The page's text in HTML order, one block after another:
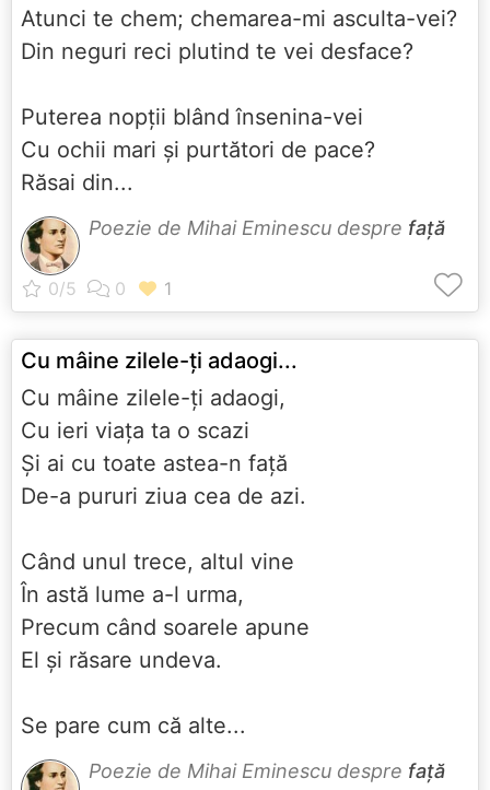
Atunci te chem; chemarea-mi asculta-vei?
Din neguri reci plutind te vei desface?
Puterea nopţii blând însenina-vei
Cu ochii mari şi purtători de pace?
Răsai din...
Poezie de Mihai Eminescu despre față
Cu mâine zilele-ţi adaogi...
Cu mâine zilele-ţi adaogi,
Cu ieri viaţa ta o scazi
Şi ai cu toate astea-n faţă
De-a pururi ziua cea de azi.
Când unul trece, altul vine
În astă lume a-l urma,
Precum când soarele apune
El şi răsare undeva.
Se pare cum că alte...
Poezie de Mihai Eminescu despre față